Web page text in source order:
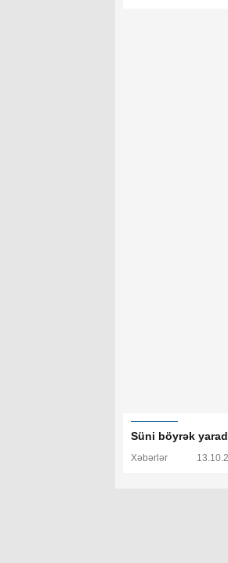
Süni böyrək
Xəbərlər